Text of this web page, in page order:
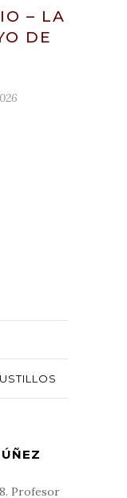
– LA
DE
Profesor